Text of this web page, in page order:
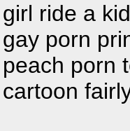
girl ride a
gay porn
peach porn
cartoon